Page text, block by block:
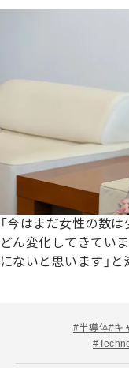
「今はまだ女性の数
どん変化してきてい
にないと思います」
#半導体#キ
#